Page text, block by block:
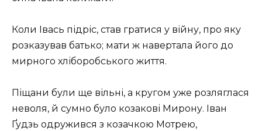
Коли Івась підріс, став гратися у війну, про яку
розказував батько; мати ж навертала його до
мирного хліборобського життя.
Піщани були ще вільні, а кругом уже розляглася
неволя, й сумно було козакові Мирону. Іван
Ґудзь одружився з козачкою Мотрею,